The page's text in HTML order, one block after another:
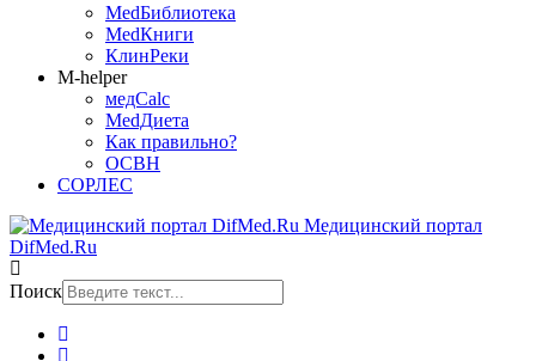
MedБиблиотека
MedКниги
КлинРеки
M-helper
медCalc
MedДиета
Как правильно?
ОСВН
СОРЛЕС
Медицинский портал
DifMed.Ru
Поиск